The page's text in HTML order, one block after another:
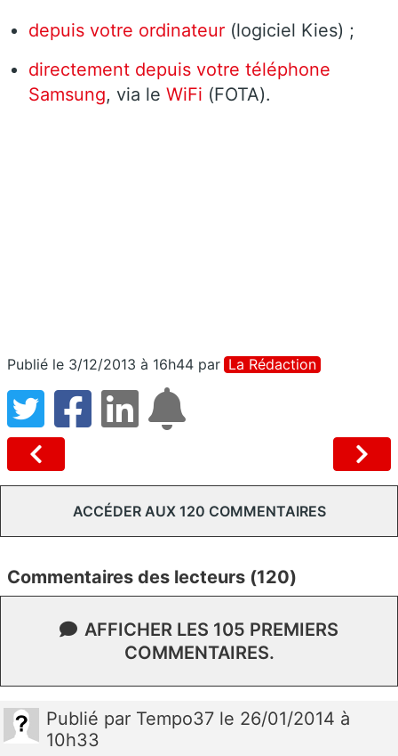
depuis votre ordinateur (logiciel Kies) ;
directement depuis votre téléphone
Samsung, via le WiFi (FOTA).
Publié le 3/12/2013 à 16h44 par La Rédaction
ACCÉDER AUX 120 COMMENTAIRES
Commentaires des lecteurs (120)
AFFICHER LES 105 PREMIERS
COMMENTAIRES.
Publié par Tempo37 le 26/01/2014 à
10h33